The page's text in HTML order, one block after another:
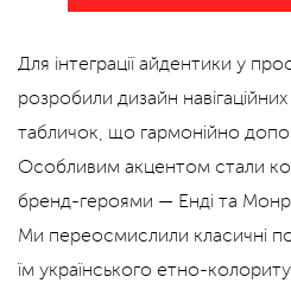
Для інтеграції айдентики у
розробили дизайн
табличок, що гармонійно
Особливим акцентом стали
бренд-героями — Енді та
Ми переосмислили класичні
їм українського етно-